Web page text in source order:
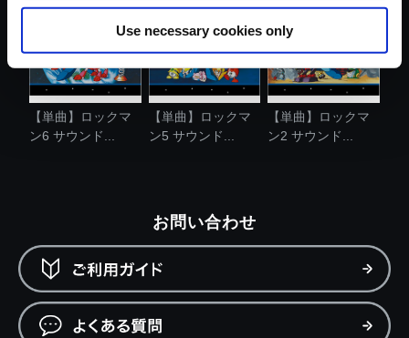
Use necessary cookies only
【単曲】ロックマ
ン6 サウンド...
【単曲】ロックマ
ン5 サウンド...
【単曲】ロックマ
ン2 サウンド...
お問い合わせ